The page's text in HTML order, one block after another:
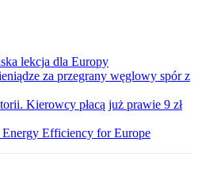
lekcja dla Europy
za przegrany węglowy spór z
Kierowcy płacą już prawie 9 zł
Efficiency for Europe